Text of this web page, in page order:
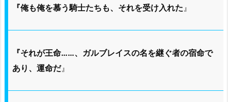
『俺も俺を慕う騎士たちも、それを受け入れた』
『それが王命……、ガルブレイスの名を継ぐ者の宿命で
あり、運命だ』